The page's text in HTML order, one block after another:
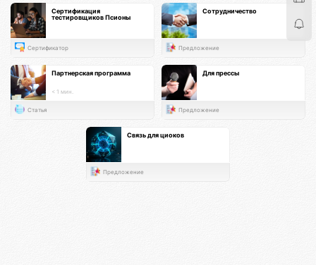
Сертификация
тестировщиков Псионы
Сертификатор
Сотрудничество
Предложение
Партнерская программа
< 1 мин.
Статья
Для прессы
Предложение
Связь для циоков
Предложение